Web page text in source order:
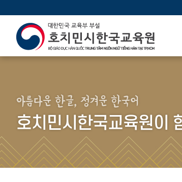
아름다운 한글, 정겨운 한국어
호치민시한국교육원이